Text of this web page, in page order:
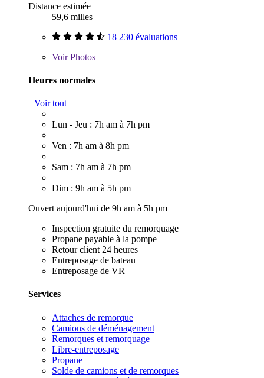
Distance estimée
59,6 milles
18 230 évaluations
VoirPhotos
Heures normales
Voir tout
Lun - Jeu : 7h am à 7h pm
Ven : 7h am à 8h pm
Sam : 7h am à 7h pm
Dim : 9h am à 5h pm
Ouvert aujourd'hui de 9h am à 5h pm
Inspection gratuite du remorquage
Propane payable à la pompe
Retour client 24 heures
Entreposage de bateau
Entreposage de VR
Services
Attaches de remorque
Camions de déménagement
Remorques et remorquage
Libre-entreposage
Propane
Solde de camions et de remorques